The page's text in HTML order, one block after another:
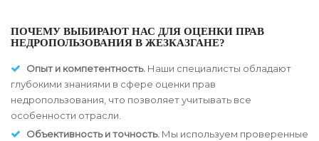
ПОЧЕМУ ВЫБИРАЮТ НАС ДЛЯ ОЦЕНКИ ПРАВ
НЕДРОПОЛЬЗОВАНИЯ В ЖЕЗКАЗГАНЕ?
Опыт и компетентность. Наши специалисты обладают
глубокими знаниями в сфере оценки прав
недропользования, что позволяет учитывать все
особенности отрасли.
Объективность и точность. Мы используем проверенные